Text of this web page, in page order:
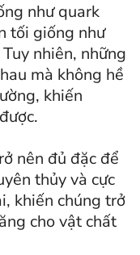
như quark
tối giống như
nhiên, những
mà không hề
khiến
nên đủ đặc để
thủy và cực
khiến chúng trở
cho vật chất